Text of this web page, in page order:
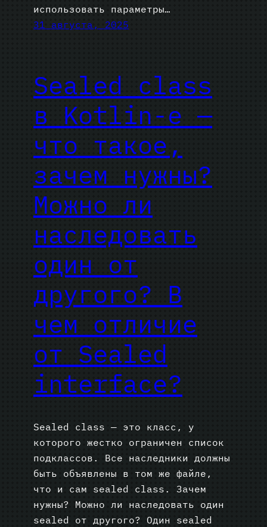
использовать параметры…
31 августа, 2025
Sealed class
в Kotlin-е —
что такое,
зачем нужны?
Можно ли
наследовать
один от
другого? В
чем отличие
от Sealed
interface?
Sealed class — это класс, у
которого жестко ограничен список
подклассов. Все наследники должны
быть объявлены в том же файле,
что и сам sealed class. Зачем
нужны? Можно ли наследовать один
sealed от другого? Один sealed